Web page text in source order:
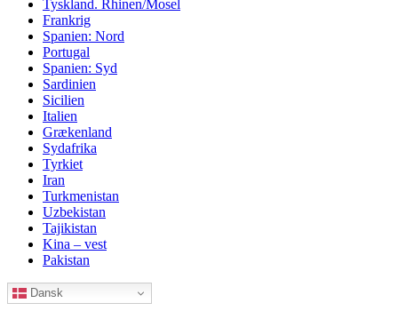
Tyskland. Rhinen/Mosel
Frankrig
Spanien: Nord
Portugal
Spanien: Syd
Sardinien
Sicilien
Italien
Grækenland
Sydafrika
Tyrkiet
Iran
Turkmenistan
Uzbekistan
Tajikistan
Kina – vest
Pakistan
Dansk